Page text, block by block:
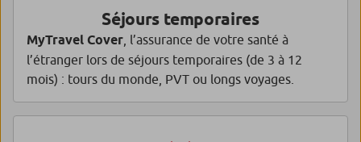
Séjours temporaires
MyTravel Cover , l’assurance de votre santé à
l’étranger lors de séjours temporaires (de 3 à 12
mois) : tours du monde, PVT ou longs voyages.